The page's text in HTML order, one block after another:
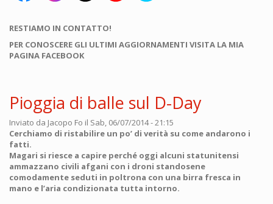
RESTIAMO IN CONTATTO!
PER CONOSCERE GLI ULTIMI AGGIORNAMENTI VISITA LA MIA
PAGINA FACEBOOK
Pioggia di balle sul D-Day
Inviato da Jacopo Fo il Sab, 06/07/2014 - 21:15
Cerchiamo di ristabilire un po’ di verità su come andarono i
fatti.
Magari si riesce a capire perché oggi alcuni statunitensi
ammazzano civili afgani con i droni standosene
comodamente seduti in poltrona con una birra fresca in
mano e l’aria condizionata tutta intorno.